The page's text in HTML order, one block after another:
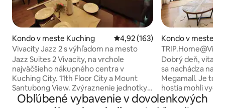
Kondo v meste Kuching Priemerné ohodnotenie 4,92 z
4,92 (163)
Vivacity Jazz 2 s výhľadom na mesto
Jazz Suites 2 Vivacity, na vrchole
najväčšieho nákupného centra v
Kuching City. 11th Floor City a Mount
Santubong View. Zvýraznenie jednotky.
1. ČISTIČKA kukučkovej vody 2. Sušička
Kondo v meste
Dobrý deň, vitajte
sa nachádza na
Megamall. Je to
hostia mohli
pohodlie pri
Obľúbené vybavenie v dovolenkových